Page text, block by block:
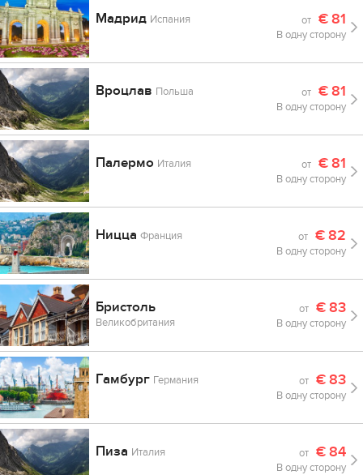
Мадрид Испания от €81
В одну сторону
Вроцлав Польша от €81
В одну сторону
Палермо Италия от €81
В одну сторону
НиццаФранция от €82
В одну сторону
Бристоль
Великобритания
от €83
В одну сторону
Гамбург Германия от €83
В одну сторону
Пиза Италия от €84
В одну сторону